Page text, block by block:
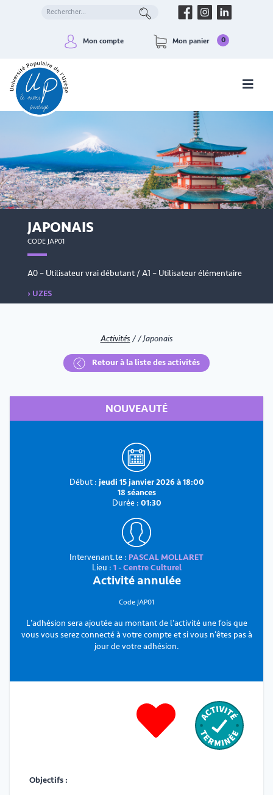
Mon compte Mon panier 0
JAPONAIS
CODE JAP01
A0 – Utilisateur vrai débutant / A1 – Utilisateur élémentaire
› UZES
Retour à la liste des activités
Activités / /Japonais
NOUVEAUTÉ
Début : jeudi 15 janvier 2026 à 18:00
18 séances
Durée : 01:30
Intervenant.te : PASCAL MOLLARET
Lieu : 1 - Centre Culturel
Activité annulée
Code JAP01
L'adhésion sera ajoutée au montant de l'activité une fois que
vous vous serez connecté à votre compte et si vous n'êtes pas à
jour de votre adhésion.
Objectifs :